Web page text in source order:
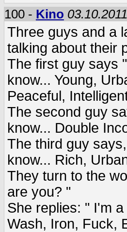
100 - Kino
Three guys and a
talking about their
The first guy says
know... Young,
Peaceful,
The second guy
know... Double
The third guy
know... Rich,
They turn to the
are you? "
She replies: " I'm
Wash, Iron, Fuck,